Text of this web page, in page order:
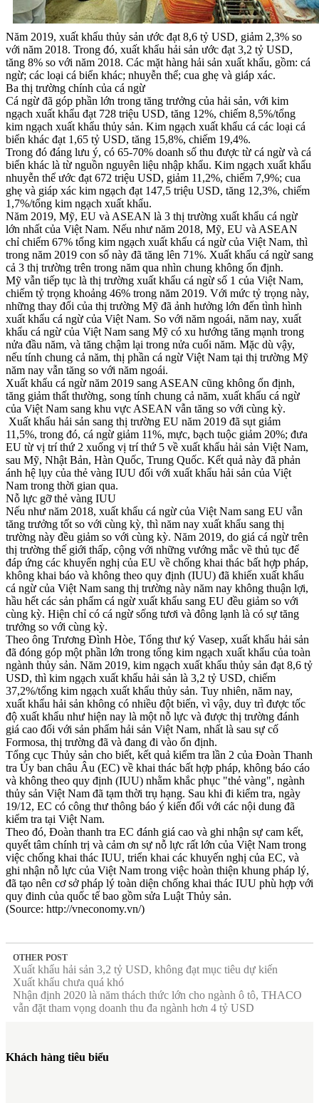
Năm 2019, xuất khẩu thủy sản ước đạt 8,6 tỷ USD, giảm 2,3% so
với năm 2018. Trong đó, xuất khẩu hải sản ước đạt 3,2 tỷ USD,
tăng 8% so với năm 2018. Các mặt hàng hải sản xuất khẩu, gồm: cá
ngừ; các loại cá biển khác; nhuyễn thể; cua ghẹ và giáp xác.
Ba thị trường chính của cá ngừ
Cá ngừ đã góp phần lớn trong tăng trưởng của hải sản, với kim
ngạch xuất khẩu đạt 728 triệu USD, tăng 12%, chiếm 8,5%/tổng
kim ngạch xuất khẩu thủy sản. Kim ngạch xuất khẩu cá các loại cá
biển khác đạt 1,65 tỷ USD, tăng 15,8%, chiếm 19,4%.
Trong đó đáng lưu ý, có 65-70% doanh số thu được từ cá ngừ và cá
biển khác là từ nguồn nguyên liệu nhập khẩu. Kim ngạch xuất khẩu
nhuyễn thể ước đạt 672 triệu USD, giảm 11,2%, chiếm 7,9%; cua
ghẹ và giáp xác kim ngạch đạt 147,5 triệu USD, tăng 12,3%, chiếm
1,7%/tổng kim ngạch xuất khẩu.
Năm 2019, Mỹ, EU và ASEAN là 3 thị trường xuất khẩu cá ngừ
lớn nhất của Việt Nam. Nếu như năm 2018, Mỹ, EU và ASEAN
chỉ chiếm 67% tổng kim ngạch xuất khẩu cá ngừ của Việt Nam, thì
trong năm 2019 con số này đã tăng lên 71%. Xuất khẩu cá ngừ sang
cả 3 thị trường trên trong năm qua nhìn chung không ổn định.
Mỹ vẫn tiếp tục là thị trường xuất khẩu cá ngừ số 1 của Việt Nam,
chiếm tỷ trọng khoảng 46% trong năm 2019. Với mức tỷ trọng này,
những thay đổi của thị trường Mỹ đã ảnh hưởng lớn đến tình hình
xuất khẩu cá ngừ của Việt Nam. So với năm ngoái, năm nay, xuất
khẩu cá ngừ của Việt Nam sang Mỹ có xu hướng tăng mạnh trong
nửa đầu năm, và tăng chậm lại trong nửa cuối năm. Mặc dù vậy,
nếu tính chung cả năm, thị phần cá ngừ Việt Nam tại thị trường Mỹ
năm nay vẫn tăng so với năm ngoái.
Xuất khẩu cá ngừ năm 2019 sang ASEAN cũng không ổn định,
tăng giảm thất thường, song tính chung cả năm, xuất khẩu cá ngừ
của Việt Nam sang khu vực ASEAN vẫn tăng so với cùng kỳ.
Xuất khẩu hải sản sang thị trường EU năm 2019 đã sụt giảm
11,5%, trong đó, cá ngừ giảm 11%, mực, bạch tuộc giảm 20%; đưa
EU từ vị trí thứ 2 xuống vị trí thứ 5 về xuất khẩu hải sản Việt Nam,
sau Mỹ, Nhật Bản, Hàn Quốc, Trung Quốc. Kết quả này đã phản
ánh hệ lụy của thẻ vàng IUU đối với xuất khẩu hải sản của Việt
Nam trong thời gian qua.
Nỗ lực gỡ thẻ vàng IUU
Nếu như năm 2018, xuất khẩu cá ngừ của Việt Nam sang EU vẫn
tăng trưởng tốt so với cùng kỳ, thì năm nay xuất khẩu sang thị
trường này đều giảm so với cùng kỳ. Năm 2019, do giá cá ngừ trên
thị trường thế giới thấp, cộng với những vướng mắc về thủ tục để
đáp ứng các khuyến nghị của EU về chống khai thác bất hợp pháp,
không khai báo và không theo quy định (IUU) đã khiến xuất khẩu
cá ngừ của Việt Nam sang thị trường này năm nay không thuận lợi,
hầu hết các sản phẩm cá ngừ xuất khẩu sang EU đều giảm so với
cùng kỳ. Hiện chỉ có cá ngừ sống tươi và đông lạnh là có sự tăng
trưởng so với cùng kỳ.
Theo ông Trương Đình Hòe, Tổng thư ký Vasep, xuất khẩu hải sản
đã đóng góp một phần lớn trong tổng kim ngạch xuất khẩu của toàn
ngành thủy sản. Năm 2019, kim ngạch xuất khẩu thủy sản đạt 8,6 tỷ
USD, thì kim ngạch xuất khẩu hải sản là 3,2 tỷ USD, chiếm
37,2%/tổng kim ngạch xuất khẩu thủy sản. Tuy nhiên, năm nay,
xuất khẩu hải sản không có nhiều đột biến, vì vậy, duy trì được tốc
độ xuất khẩu như hiện nay là một nỗ lực và được thị trường đánh
giá cao đối với sản phẩm hải sản Việt Nam, nhất là sau sự cố
Formosa, thị trường đã và đang đi vào ổn định.
Tổng cục Thủy sản cho biết, kết quả kiểm tra lần 2 của Đoàn Thanh
tra Ủy ban châu Âu (EC) về khai thác bất hợp pháp, không báo cáo
và không theo quy định (IUU) nhằm khắc phục "thẻ vàng", ngành
thủy sản Việt Nam đã tạm thời trụ hạng. Sau khi đi kiểm tra, ngày
19/12, EC có công thư thông báo ý kiến đối với các nội dung đã
kiểm tra tại Việt Nam.
Theo đó, Đoàn thanh tra EC đánh giá cao và ghi nhận sự cam kết,
quyết tâm chính trị và cảm ơn sự nỗ lực rất lớn của Việt Nam trong
việc chống khai thác IUU, triển khai các khuyến nghị của EC, và
ghi nhận nỗ lực của Việt Nam trong việc hoàn thiện khung pháp lý,
đã tạo nên cơ sở pháp lý toàn diện chống khai thác IUU phù hợp với
quy đinh của quốc tế bao gồm sửa Luật Thủy sản.
(Source: http://vneconomy.vn/)
OTHER POST
Xuất khẩu hải sản 3,2 tỷ USD, không đạt mục tiêu dự kiến
Xuất khẩu chưa quá khó
Nhận định 2020 là năm thách thức lớn cho ngành ô tô, THACO
vẫn đặt tham vọng doanh thu đa ngành hơn 4 tỷ USD
Khách hàng tiêu biểu